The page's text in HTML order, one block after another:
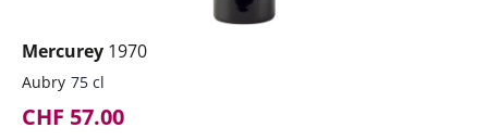
Mercurey 1970
Aubry 75 cl
CHF 57.00